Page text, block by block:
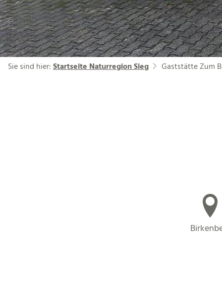
Sie sind hier:Startseite Naturregion Sieg Gaststätte Zum